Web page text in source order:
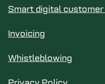
Smart digital
Invoicing
Whistleblowing